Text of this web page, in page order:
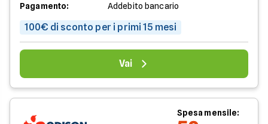
Pagamento:
Addebito bancario
100€ di sconto per i primi 15 mesi
Vai
Spesa mensile: